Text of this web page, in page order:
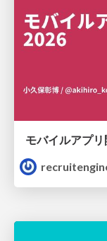
モバイルアプ